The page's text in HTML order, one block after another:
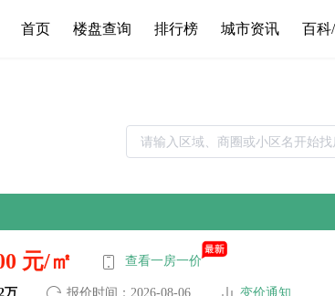
首页 楼盘查询 排行榜 城市资讯 百科
元/㎡ 查看一房一价
万 报价时间：2026-08-06 变价通知